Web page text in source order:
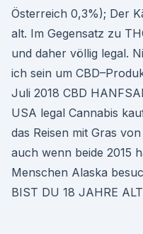
Österreich 0,3%); Der
alt. Im Gegensatz zu
und daher völlig legal.
ich sein um
Juli 2018 CBD
USA legal Cannabis
das Reisen mit Gras
auch wenn beide 2015
Menschen Alaska
BIST DU 18 JAHRE